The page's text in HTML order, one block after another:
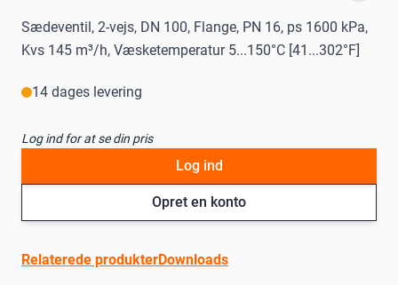
Sædeventil, 2-vejs, DN 100, Flange, PN 16, ps 1600 kPa,
Kvs 145 m³/h, Væsketemperatur 5...150°C [41...302°F]
14 dages levering
Log ind for at se din pris
Opret en konto
Log ind
Relaterede produkterDownloads